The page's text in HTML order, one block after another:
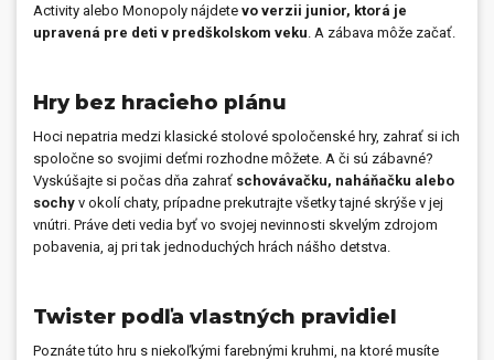
Activity alebo Monopoly nájdete vo verzii junior, ktorá je
upravená pre deti v predškolskom veku . A zábava môže začať.
Hry bez hracieho plánu
Hoci nepatria medzi klasické stolové spoločenské hry, zahrať si ich
spoločne so svojimi deťmi rozhodne môžete. A či sú zábavné?
Vyskúšajte si počas dňa zahrať schovávačku, naháňačku alebo
sochy v okolí chaty, prípadne prekutrajte všetky tajné skrýše v jej
vnútri. Práve deti vedia byť vo svojej nevinnosti skvelým zdrojom
pobavenia, aj pri tak jednoduchých hrách nášho detstva.
Twister podľa vlastných pravidiel
Poznáte túto hru s niekoľkými farebnými kruhmi, na ktoré musíte